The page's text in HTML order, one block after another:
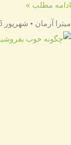
ادامه مطلب »
میترا آرمان شهریور 16, 1404